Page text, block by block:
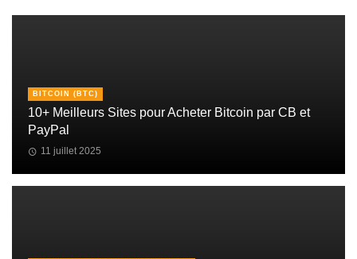
BITCOIN (BTC)
10+ Meilleurs Sites pour Acheter Bitcoin par CB et
PayPal
11 juillet 2025